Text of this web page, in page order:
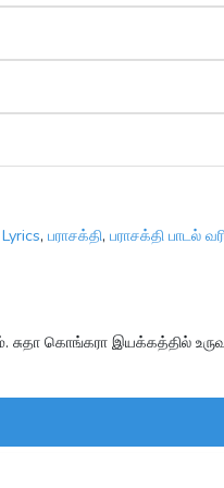
, பராசக்தி, பராசக்தி பாடல்
சுதா கொங்கரா இயக்கத்தில்